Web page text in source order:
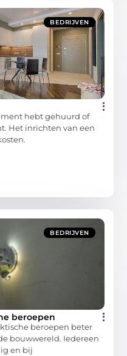
BEDRIJVEN
hebt gehuurd of
Het inrichten van een
BEDRIJVEN
beroepen
beroepen beter
bouwwereld. Iedereen
en bij